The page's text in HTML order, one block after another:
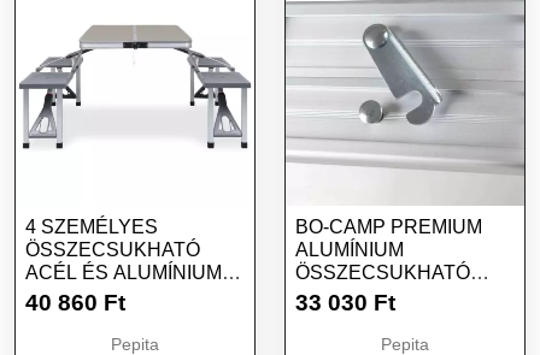
4 SZEMÉLYES
ÖSSZECSUKHATÓ
ACÉL ÉS ALUMÍNIUM
KEMPINGASZTAL
40 860 Ft
Pepita
BO-CAMP PREMIUM
ALUMÍNIUM
ÖSSZECSUKHATÓ
KEMPINGASZTAL 80 X
33 030 Ft
Pepita